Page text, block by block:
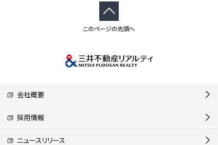
このページの先頭へ
会社概要
採用情報
ニュースリリース